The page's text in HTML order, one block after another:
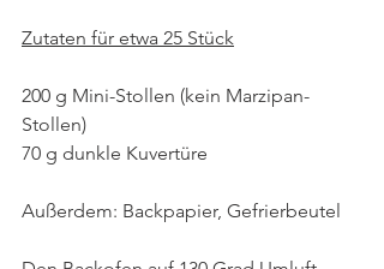
Zutaten für etwa 25 Stück
200 g Mini-Stollen (kein Marzipan-
Stollen)
70 g dunkle Kuvertüre
Außerdem: Backpapier, Gefrierbeutel